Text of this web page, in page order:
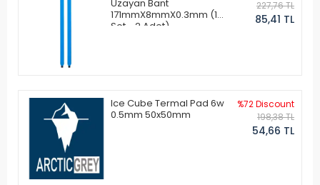
Uzayan Bant
171mmX8mmX0.3mm (1
Set - 2 Adet)
227,76 TL
85,41 TL
Ice Cube Termal Pad 6w
0.5mm 50x50mm
%72 Discount
198,38 TL
54,66 TL